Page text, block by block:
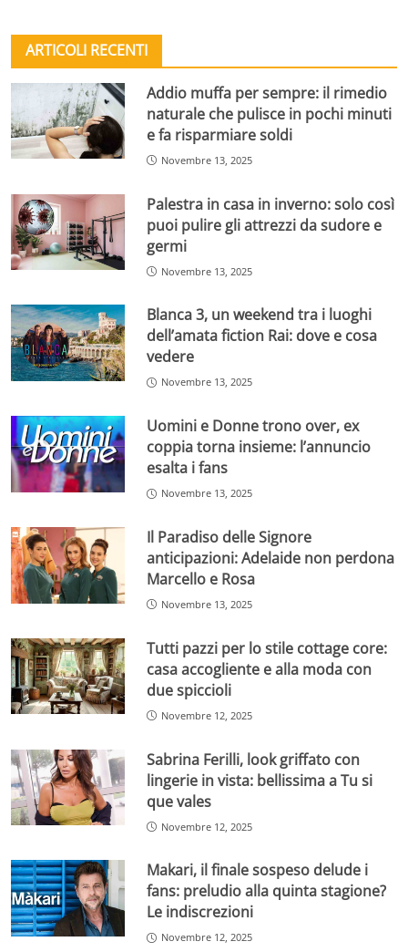
ARTICOLI RECENTI
Addio muffa per sempre: il rimedio
naturale che pulisce in pochi minuti
e fa risparmiare soldi
Novembre 13, 2025
Palestra in casa in inverno: solo così
puoi pulire gli attrezzi da sudore e
germi
Novembre 13, 2025
Blanca 3, un weekend tra i luoghi
dell’amata fiction Rai: dove e cosa
vedere
Novembre 13, 2025
Uomini e Donne trono over, ex
coppia torna insieme: l’annuncio
esalta i fans
Novembre 13, 2025
Il Paradiso delle Signore
anticipazioni: Adelaide non perdona
Marcello e Rosa
Novembre 13, 2025
Tutti pazzi per lo stile cottage core:
casa accogliente e alla moda con
due spiccioli
Novembre 12, 2025
Sabrina Ferilli, look griffato con
lingerie in vista: bellissima a Tu si
que vales
Novembre 12, 2025
Makari, il finale sospeso delude i
fans: preludio alla quinta stagione?
Le indiscrezioni
Novembre 12, 2025